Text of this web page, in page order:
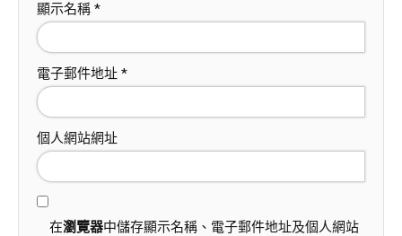
顯示名稱 *
電子郵件地址 *
個人網站網址
在瀏覽器中儲存顯示名稱、電子郵件地址及個人網站